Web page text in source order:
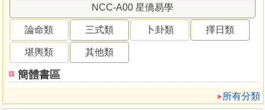
NCC-A00 星僑易學
論命類 三式類 卜卦類 擇日類
堪輿類 其他類
簡體書區
所有分類